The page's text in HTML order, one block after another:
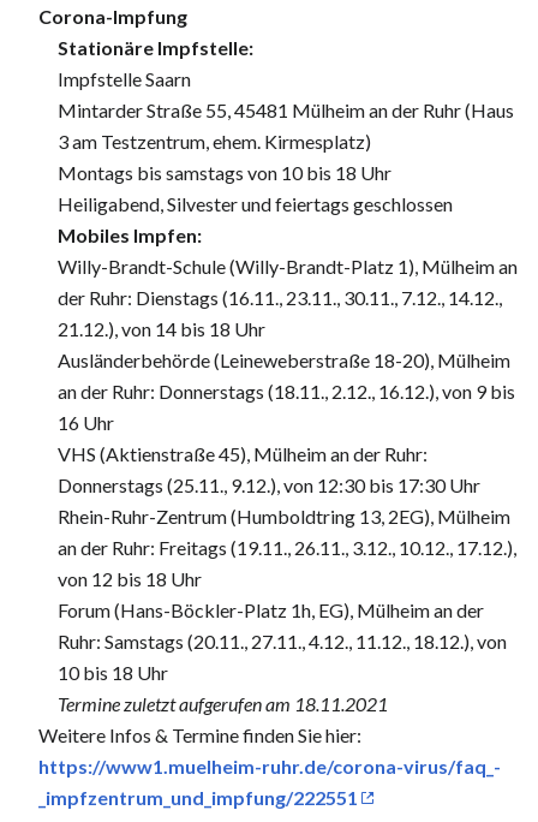
Corona-Impfung
Stationäre Impfstelle:
Impfstelle Saarn
Mintarder Straße 55, 45481 Mülheim an der Ruhr (Haus
3 am Testzentrum, ehem. Kirmesplatz)
Montags bis samstags von 10 bis 18 Uhr
Heiligabend, Silvester und feiertags geschlossen
Mobiles Impfen:
Willy-Brandt-Schule (Willy-Brandt-Platz 1), Mülheim an
der Ruhr: Dienstags (16.11., 23.11., 30.11., 7.12., 14.12.,
21.12.), von 14 bis 18 Uhr
Ausländerbehörde (Leineweberstraße 18-20), Mülheim
an der Ruhr: Donnerstags (18.11., 2.12., 16.12.), von 9 bis
16 Uhr
VHS (Aktienstraße 45), Mülheim an der Ruhr:
Donnerstags (25.11., 9.12.), von 12:30 bis 17:30 Uhr
Rhein-Ruhr-Zentrum (Humboldtring 13, 2EG), Mülheim
an der Ruhr: Freitags (19.11., 26.11., 3.12., 10.12., 17.12.),
von 12 bis 18 Uhr
Forum (Hans-Böckler-Platz 1h, EG), Mülheim an der
Ruhr: Samstags (20.11., 27.11., 4.12., 11.12., 18.12.), von
10 bis 18 Uhr
Termine zuletzt aufgerufen am 18.11.2021
Weitere Infos & Termine finden Sie hier:
https://www1.muelheim-ruhr.de/corona-virus/faq_-
_impfzentrum_und_impfung/222551